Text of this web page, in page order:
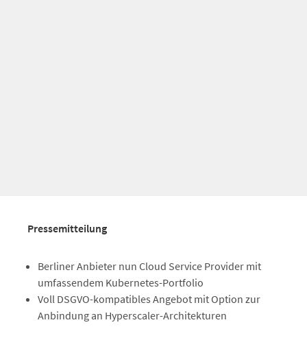
Pressemitteilung
Berliner Anbieter nun Cloud Service Provider mit
umfassendem Kubernetes-Portfolio
Voll DSGVO-kompatibles Angebot mit Option zur
Anbindung an Hyperscaler-Architekturen